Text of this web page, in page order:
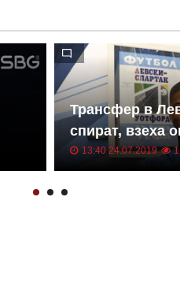
Трансфер в
спират, взеха
13:40 24.07.2019